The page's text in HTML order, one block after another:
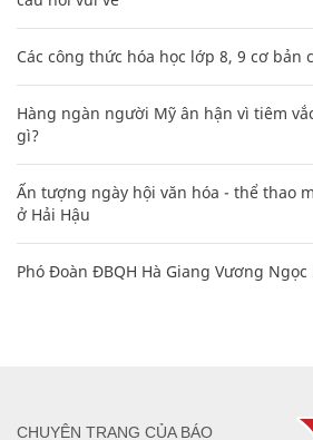
Các công thức hóa học lớp 8, 9 cơ bản
Hàng ngàn người Mỹ ân hận vì tiêm
gì?
Ấn tượng ngày hội văn hóa - thể thao
ở Hải Hậu
Phó Đoàn ĐBQH Hà Giang Vương
CHUYÊN TRANG CỦA BÁO